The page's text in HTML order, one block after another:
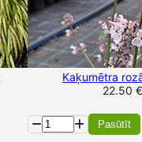
Kaķumētra
22.50
Pasūtīt